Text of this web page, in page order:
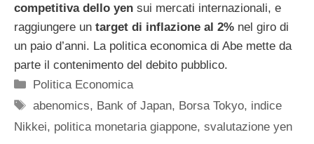
competitiva dello yen sui mercati internazionali, e
raggiungere un target di inflazione al 2% nel giro di
un paio d’anni. La politica economica di Abe mette da
parte il contenimento del debito pubblico.
Categorie
Politica Economica
Tag
abenomics, Bank of Japan, Borsa Tokyo, indice
Nikkei, politica monetaria giappone, svalutazione yen